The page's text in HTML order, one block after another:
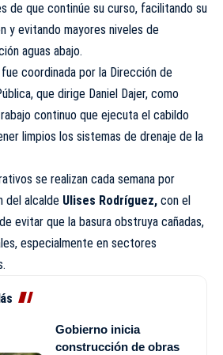
de que continúe su curso, facilitando su
y evitando mayores niveles de
aguas abajo.
fue coordinada por la Dirección de
que dirige Daniel Dajer, como
continuo que ejecuta el cabildo
limpios los sistemas de drenaje de la
se realizan cada semana por
del alcalde Ulises Rodríguez, con el
evitar que la basura obstruya cañadas,
especialmente en sectores
Gobierno inicia
construcción de obras